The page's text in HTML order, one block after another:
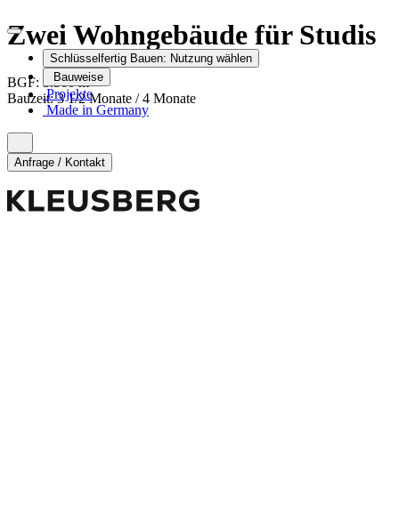
Schlüsselfertig Bauen: Nutzung wählen
Bauweise
Projekte
Made in Germany
Anfrage / Kontakt
Zwei Wohngebäude für Studis
BGF: 3.560m2
Bauzeit: 3 1/2 Monate / 4 Monate